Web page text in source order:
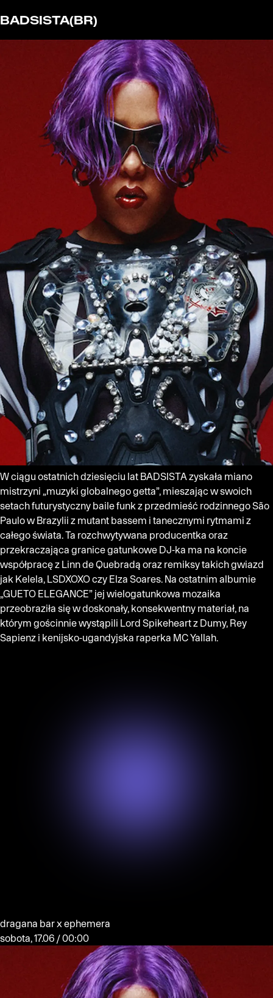
BADSISTA(BR)
W ciągu ostatnich dziesięciu lat BADSISTA zyskała miano
mistrzyni „muzyki globalnego getta”, mieszając w swoich
setach futurystyczny baile funk z przedmieść rodzinnego São
Paulo w Brazylii z mutant bassem i tanecznymi rytmami z
całego świata. Ta rozchwytywana producentka oraz
przekraczająca granice gatunkowe DJ-ka ma na koncie
współpracę z Linn de Quebradą oraz remiksy takich gwiazd
jak Kelela, LSDXOXO czy Elza Soares. Na ostatnim albumie
„GUETO ELEGANCE” jej wielogatunkowa mozaika
przeobraziła się w doskonały, konsekwentny materiał, na
którym gościnnie wystąpili Lord Spikeheart z Dumy, Rey
Sapienz i kenijsko-ugandyjska raperka MC Yallah.
dragana bar x ephemera
sobota, 17.06 / 00:00